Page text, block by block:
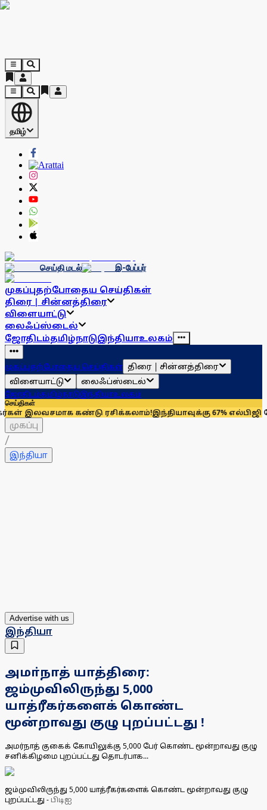
தமிழ்
செய்தி மடல் இ-பேப்பர்
முகப்புதற்போதைய செய்திகள்
திரை | சின்னத்திரை
விளையாட்டு
லைஃப்ஸ்டைல்
ஜோதிடம்தமிழ்நாடுஇந்தியாஉலகம்
முகப்புதற்போதைய செய்திகள் திரை | சின்னத்திரை
விளையாட்டு
லைஃப்ஸ்டைல்
ஜோதிடம்தமிழ்நாடுஇந்தியாஉலகம்
செய்திகள்
கண்டு ரசிக்கலாம்!இந்தியாவுக்கு 67% எல்பிஜி தேவையைப்
முகப்பு
/
இந்தியா
Advertise with us
இந்தியா
அமா்நாத் யாத்திரை:
ஜம்முவிலிருந்து 5,000
யாத்ரீகர்களைக் கொண்ட
மூன்றாவது குழு புறப்பட்டது !
அமர்நாத் குகைக் கோயிலுக்கு 5,000 பேர் கொண்ட மூன்றாவது குழு
சனிக்கிழமை புறப்பட்டது தொடர்பாக...
ஜம்முவிலிருந்து 5,000 யாத்ரீகர்களைக் கொண்ட மூன்றாவது குழு
புறப்பட்டது - பிடிஐ